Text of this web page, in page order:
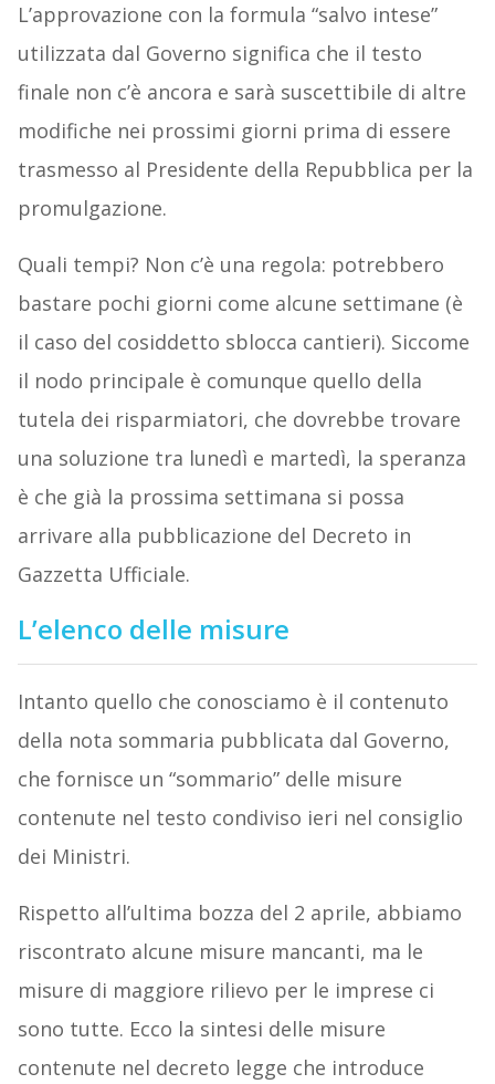
L’approvazione con la formula “salvo intese”
utilizzata dal Governo significa che il testo
finale non c’è ancora e sarà suscettibile di altre
modifiche nei prossimi giorni prima di essere
trasmesso al Presidente della Repubblica per la
promulgazione.
Quali tempi? Non c’è una regola: potrebbero
bastare pochi giorni come alcune settimane (è
il caso del cosiddetto sblocca cantieri). Siccome
il nodo principale è comunque quello della
tutela dei risparmiatori, che dovrebbe trovare
una soluzione tra lunedì e martedì, la speranza
è che già la prossima settimana si possa
arrivare alla pubblicazione del Decreto in
Gazzetta Ufficiale.
L’elenco delle misure
Intanto quello che conosciamo è il contenuto
della nota sommaria pubblicata dal Governo,
che fornisce un “sommario” delle misure
contenute nel testo condiviso ieri nel consiglio
dei Ministri.
Rispetto all’ultima bozza del 2 aprile, abbiamo
riscontrato alcune misure mancanti, ma le
misure di maggiore rilievo per le imprese ci
sono tutte. Ecco la sintesi delle misure
contenute nel decreto legge che introduce